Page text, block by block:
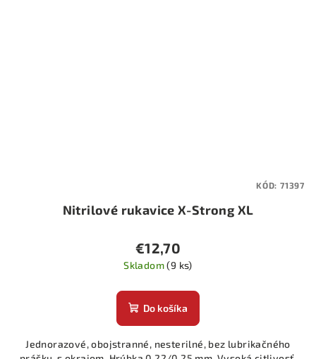
Nitrilové rukavice X-Strong XL
€12,70
Skladom(9 ks)
Do košíka
Jednorazové, obojstranné, nesterilné, bez lubrikačného
KÓD: 71397